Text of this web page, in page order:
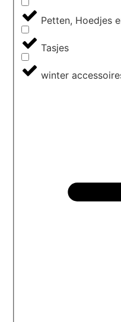
Petten, Hoedjes
Tasjes
winter